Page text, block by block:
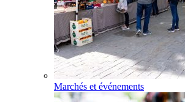
Marchés et événements